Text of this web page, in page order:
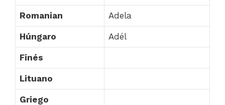
Romanian Adela
Húngaro Adél
Finés
Lituano
Griego